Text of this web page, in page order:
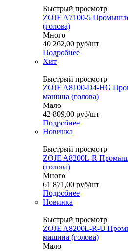
Быстрый просмотр
ZOJE A7100-5
(голова)
Много
40 262,00 руб/шт
Подробнее
Хит
Быстрый просмотр
ZOJE A8100-D4-HG
машина (голова)
Мало
42 809,00 руб/шт
Подробнее
Новинка
Быстрый просмотр
ZOJE A8200L-R
(голова)
Много
61 871,00 руб/шт
Подробнее
Новинка
Быстрый просмотр
ZOJE A8200L-R-U
машина (голова)
Мало